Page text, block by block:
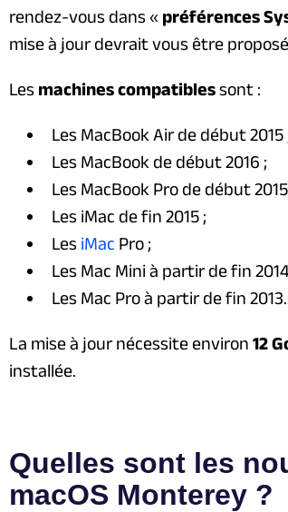
rendez-vous dans « préférences
mise à jour devrait vous être
Les machines compatiblessont :
Les MacBook Air de début 2015
Les MacBook de début 2016 ;
Les MacBook Pro de début 2015
Les iMac de fin 2015 ;
Les iMac Pro ;
Les Mac Mini à partir de fin
Les Mac Pro à partir de fin 2013.
La mise à jour nécessite environ 12
installée.
Quelles sont les
macOS Monterey ?